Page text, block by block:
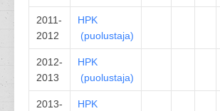
2011-
2012
HPK
(puolustaja)
2012-
2013
HPK
(puolustaja)
2013-
HPK